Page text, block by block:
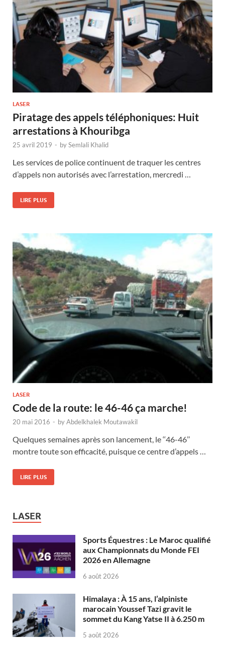
LASER
Piratage des appels téléphoniques: Huit
arrestations à Khouribga
25 avril 2019 - bySemlali Khalid
Les services de police continuent de traquer les centres
d’appels non autorisés avec l’arrestation, mercredi …
LIRE PLUS
LASER
Code de la route: le 46-46 ça marche!
20 mai 2016 - byAbdelkhalek Moutawakil
Quelques semaines après son lancement, le ‘‘46-46’’
montre toute son efficacité, puisque ce centre d’appels …
LIRE PLUS
LASER
Sports Équestres : Le Maroc qualifié
aux Championnats du Monde FEI
2026 en Allemagne
6 août 2026
Himalaya : À 15 ans, l’alpiniste
marocain Youssef Tazi gravit le
sommet du Kang Yatse II à 6.250 m
5 août 2026